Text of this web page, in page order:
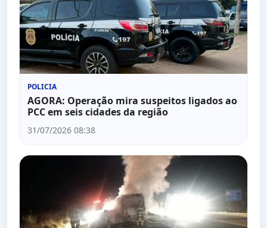
POLICIA
AGORA: Operação mira suspeitos ligados ao
PCC em seis cidades da região
31/07/2026 08:38